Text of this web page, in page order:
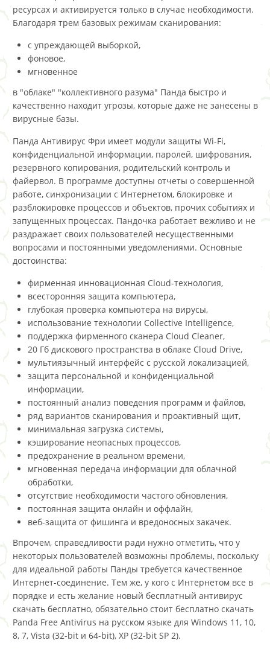
ресурсах и активируется только в случае необходимости.
Благодаря трем базовых режимам сканирования:
с упреждающей выборкой,
фоновое,
мгновенное
в "облаке" "коллективного разума" Панда быстро и
качественно находит угрозы, которые даже не занесены в
вирусные базы.
Панда Антивирус Фри имеет модули защиты Wi-Fi,
конфиденциальной информации, паролей, шифрования,
резервного копирования, родительский контроль и
файервол. В программе доступны отчеты о совершенной
работе, синхронизации с Интернетом, блокировке и
разблокировке процессов и объектов, прочих событиях и
запущенных процессах. Пандочка работает вежливо и не
раздражает своих пользователей несущественными
вопросами и постоянными уведомлениями. Основные
достоинства:
фирменная инновационная Cloud-технология,
всесторонняя защита компьютера,
глубокая проверка компьютера на вирусы,
использование технологии Collective Intelligence,
поддержка фирменного сканера Cloud Cleaner,
20 Гб дискового пространства в облаке Cloud Drive,
мультиязычный интерфейс с русской локализацией,
защита персональной и конфиденциальной
информации,
постоянный анализ поведения программ и файлов,
ряд вариантов сканирования и проактивный щит,
минимальная загрузка системы,
кэширование неопасных процессов,
предохранение в реальном времени,
мгновенная передача информации для облачной
обработки,
отсутствие необходимости частого обновления,
постоянная защита онлайн и оффлайн,
веб-защита от фишинга и вредоносных закачек.
Впрочем, справедливости ради нужно отметить, что у
некоторых пользователей возможны проблемы, поскольку
для идеальной работы Панды требуется качественное
Интернет-соединение. Тем же, у кого с Интернетом все в
порядке и есть желание новый бесплатный антивирус
скачать бесплатно, обязательно стоит бесплатно скачать
Panda Free Antivirus на русском языке для Windows 11, 10,
8, 7, Vista (32-bit и 64-bit), XP (32-bit SP 2).